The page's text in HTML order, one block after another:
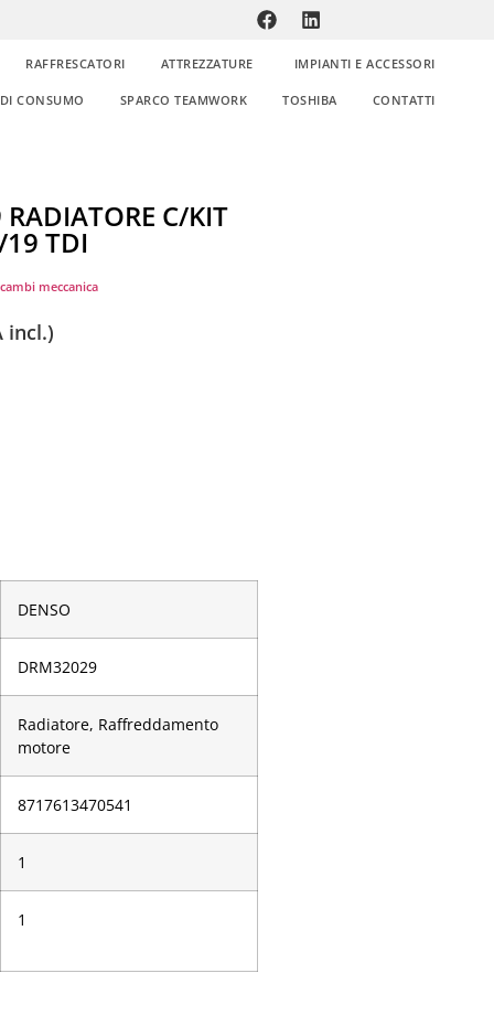
RAFFRESCATORI ATTREZZATURE IMPIANTI E ACCESSORI
CONSUMO SPARCO TEAMWORK TOSHIBA CONTATTI
C/KIT
TDI
meccanica
incl.)
DENSO
DRM32029
Radiatore, Raffreddamento
motore
­8717613470541
1
1